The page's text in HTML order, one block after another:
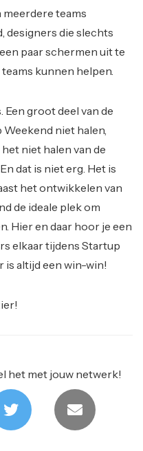
meerdere teams
designers die slechts
paar schermen uit te
kunnen helpen.
Een groot deel van de
niet halen,
niet halen van de
dat is niet erg. Het is
het ontwikkelen van
de ideale plek om
Hier en daar hoor je een
elkaar tijdens Startup
is altijd een win-win!
het met jouw netwerk!